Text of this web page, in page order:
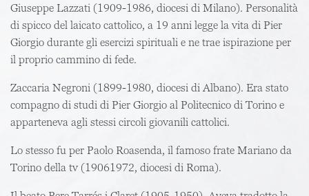
Giuseppe Lazzati (1909-1986, diocesi di Milano). Personalità
di spicco del laicato cattolico, a 19 anni legge la vita di Pier
Giorgio durante gli esercizi spirituali e ne trae ispirazione per
il proprio cammino di fede.
Zaccaria Negroni (1899-1980, diocesi di Albano). Era stato
compagno di studi di Pier Giorgio al Politecnico di Torino e
apparteneva agli stessi circoli giovanili cattolici.
Lo stesso fu per Paolo Roasenda, il famoso frate Mariano da
Torino della tv (19061972, diocesi di Roma).